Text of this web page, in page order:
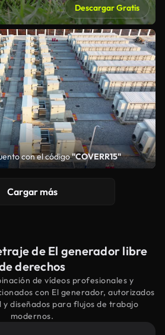
Descargar Gratis
con el código"COVERR15"
Cargar más
de El generador libre
derechos
de vídeos profesionales y
con El generador, autorizados
y diseñados para flujos de trabajo
modernos.